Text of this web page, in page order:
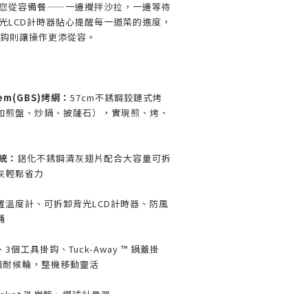
從容備餐——一邊攪拌沙拉，一邊等待
LCD計時器貼心提醒每一道菜的進度，
則讓操作更添從容。
烤網： 57cm不銹鋼鉸鏈式烤
煎盤、炒鍋、披薩石），實現煎、烤、
： 鋁化不銹鋼清灰翅片配合大容量可拆
輕鬆省力
溫度計、可拆卸背光LCD計時器、防風
3個工具掛鈎、Tuck-Away ™ 鍋蓋掛
候輪，整機移動靈活